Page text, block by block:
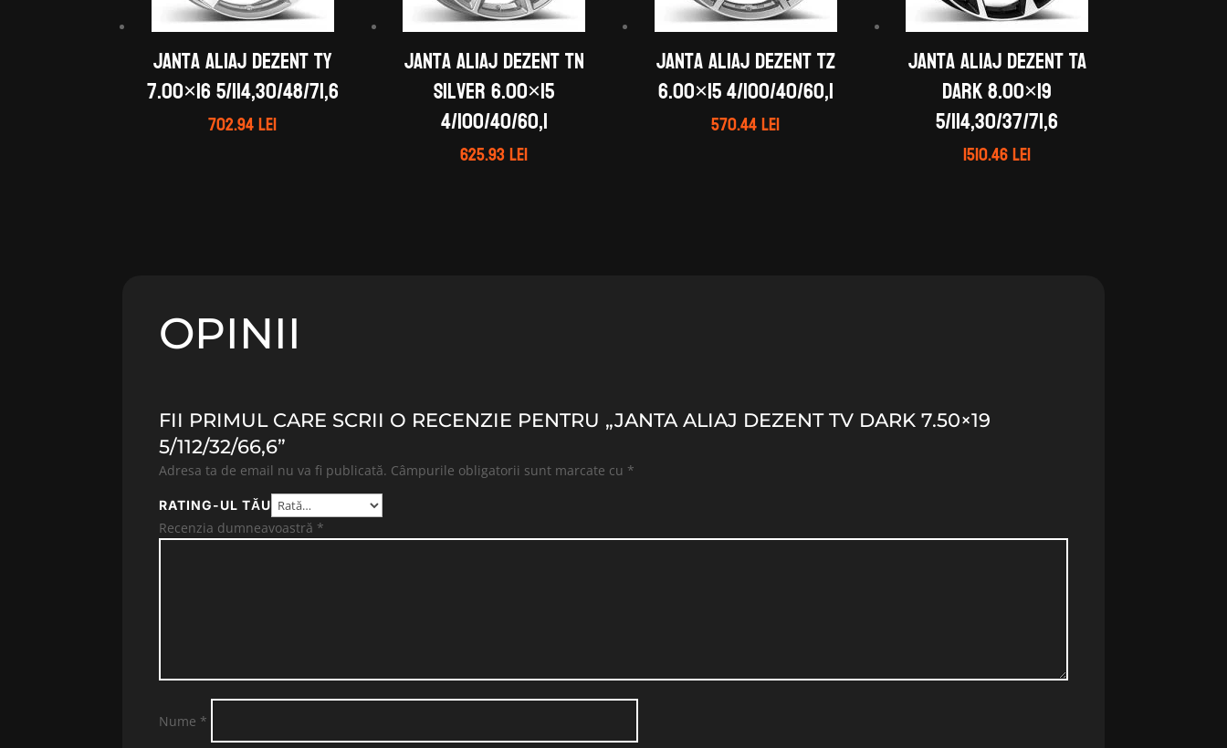
Janta aliaj DEZENT TY
7.00×16 5/114,30/48/71,6
702.94lei
Janta aliaj DEZENT TN
silver 6.00×15
4/100/40/60,1
625.93lei
Janta aliaj DEZENT TZ
6.00×15 4/100/40/60,1
570.44lei
Janta aliaj DEZENT TA
dark 8.00×19
5/114,30/37/71,6
1510.46lei
OPINII
FII PRIMUL CARE SCRII O RECENZIE PENTRU „JANTA ALIAJ DEZENT TV DARK 7.50×19
5/112/32/66,6”
Adresa ta de email nu va fi publicată. Câmpurile obligatorii sunt marcate cu *
RATING-UL TĂU
Recenzia dumneavoastră *
Nume *